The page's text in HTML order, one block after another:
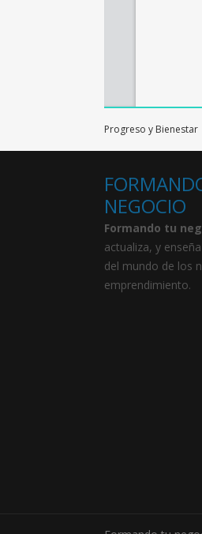
Progreso y Bienestar
NEGOCIO
Formando tu
actualiza, y
del mundo de los
emprendimiento.